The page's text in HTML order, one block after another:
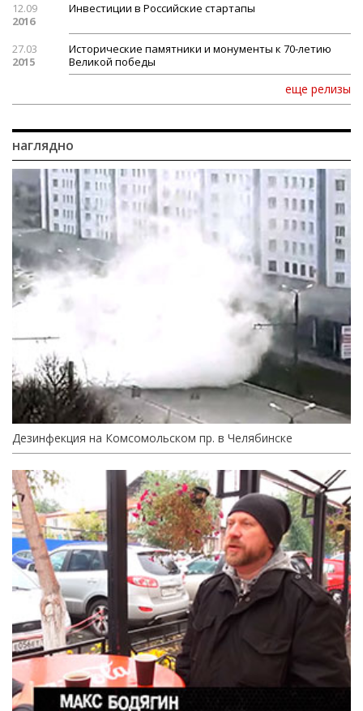
12.09
2016
Инвестиции в Российские стартапы
27.03
2015
Исторические памятники и монументы к 70-летию
Великой победы
еще релизы
наглядно
Дезинфекция на Комсомольском пр. в Челябинске